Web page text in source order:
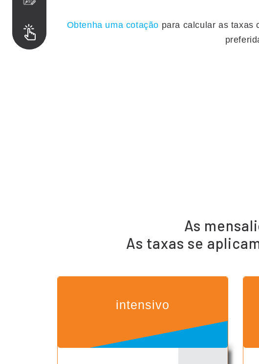
Obtenha uma cotação para calcular as taxas
As
As taxas se
intensivo